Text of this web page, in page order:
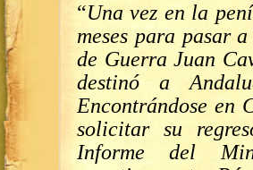
“Una vez en la
meses para pasar
de Guerra Juan
destinó a
Encontrándose en
solicitar su
Informe del